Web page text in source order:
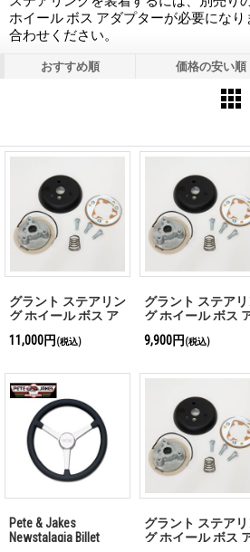
ホイール ボス アダプターが必要にな
合わせください。
おすすめ順 価格の安い順
グラント ステアリン
グ ホイール ボス ア
91 Ford Pick-up 専用
11,000円 (税込)
グラント ステア
グ ホイール ボス
GB4000番代
9,900円 (税込)
Pete & Jakes
Newstalagia Billet
グラント ステア
グ ホイール ボス